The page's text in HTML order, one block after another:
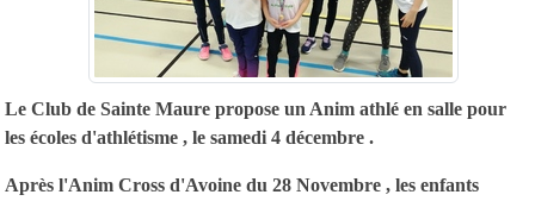
Le Club de Sainte Maure propose un Anim athlé en salle pour
les écoles d'athlétisme , le samedi 4 décembre .
Après l'Anim Cross d'Avoine du 28 Novembre , les enfants